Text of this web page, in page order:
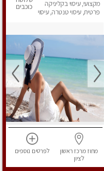
ורפלקסולוגיה שרות
מקצועי
מקצועי, עיסוי בקליניקה
פרטית, עיסוי טנטרה, עיסוי
כוכבים
מחוז מרכזראשון
לציון
לפרטים נוספים